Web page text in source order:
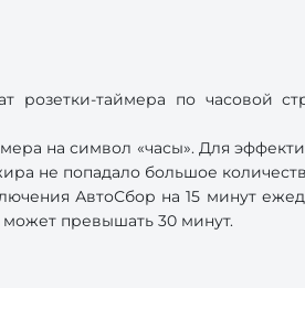
таймера по часовой
на символ «часы». Для
не попадало большое
АвтоСбор на 15 минут
превышать 30 минут.